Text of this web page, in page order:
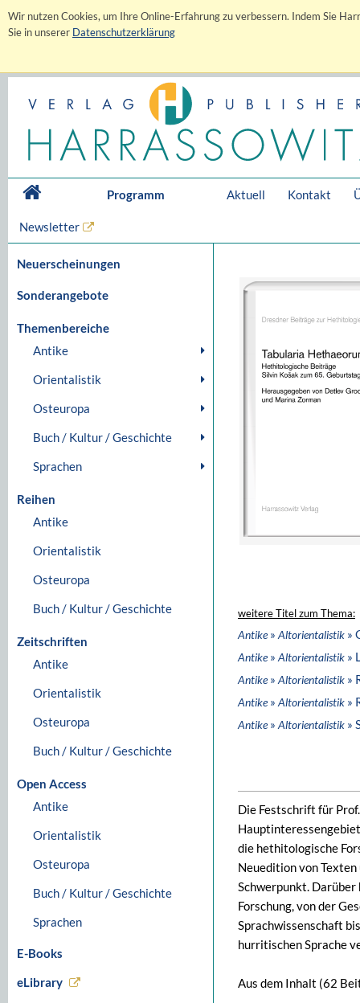
Wir nutzen Cookies, um Ihre Online-Erfahrung zu verbessern. Indem Sie
Sie in unserer Datenschutzerklärung
Programm Aktuell Kontakt
Newsletter
Neuerscheinungen
Sonderangebote
Themenbereiche
Antike
Orientalistik
Osteuropa
Buch / Kultur / Geschichte
Sprachen
Reihen
Antike
Orientalistik
Osteuropa
Buch / Kultur / Geschichte
Zeitschriften
Antike
Orientalistik
Osteuropa
Buch / Kultur / Geschichte
Open Access
Antike
Orientalistik
Osteuropa
Buch / Kultur / Geschichte
Sprachen
E-Books
eLibrary
weitere Titel zum Thema:
Antike» Altorientalistik »
Antike» Altorientalistik »
Antike» Altorientalistik »
Antike» Altorientalistik »
Antike» Altorientalistik »
Die Festschrift für
die hethitologische
Neuedition von
Schwerpunkt.
Forschung, von der
Sprachwissenschaft
hurritischen Sprache
Aus dem Inhalt (62